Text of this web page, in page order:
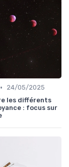
•
24/05/2025
les différents
: focus sur